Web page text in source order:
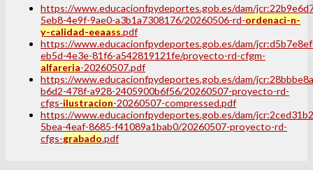
https://www.educacionfpydeportes.gob.es/dam/
5eb8-4e9f-9ae0-a3b1a7308176/20260506-rd-ordenaci-n-
y-calidad-eeaass.pdf
https://www.educacionfpydeportes.gob.es/dam/
eb5d-4e3e-81f6-a542819121fe/proyecto-rd-cfgm-
alfareria-20260507.pdf
https://www.educacionfpydeportes.gob.es/dam/
b6d2-478f-a928-2405900b6f56/20260507-proyecto-rd-
cfgs-ilustracion-20260507-compressed.pdf
https://www.educacionfpydeportes.gob.es/dam/
5bea-4eaf-8685-f41089a1bab0/20260507-proyecto-rd-
cfgs-grabado.pdf